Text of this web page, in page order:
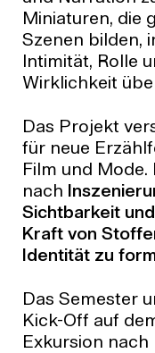
Miniaturen, die
Szenen bilden,
Intimität, Rolle
Wirklichkeit
Das Projekt
für neue
Film und
nach
Sichtbarkeit
Kraft von
Identität zu
Das Semester
Kick-Off auf
Exkursion